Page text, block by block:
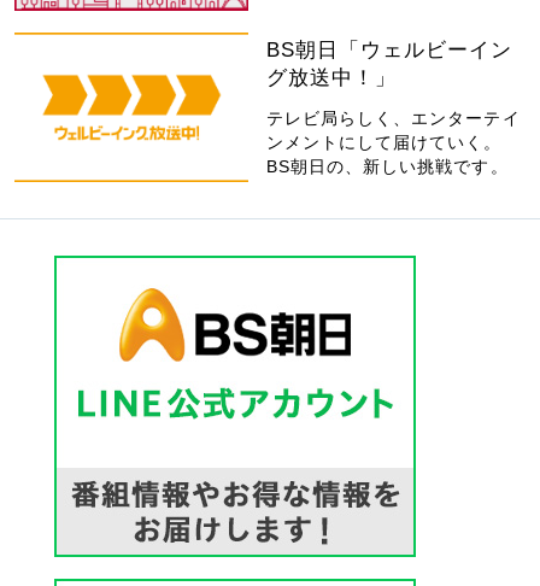
BS朝日「ウェルビーイン
グ放送中！」
テレビ局らしく、エンターテイ
ンメントにして届けていく。
BS朝日の、新しい挑戦です。